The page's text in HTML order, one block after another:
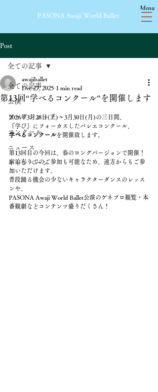
Menu
​PASONA Awaji World Ballet
Post
全ての記事
公演
ワークショップ
コンクール
ニュース
キャンペーン
全ての記事
第13回“学べるコンクール”を開催します
awajiballet
Dec 27, 2025 1 min read
2026年3月28日(土)～3月30日(月)の三日間、
『学び』にフォーカスしたバレエコンクール、
学べるコンクールを開催致します。
第13回目の今回は、春のロングバージョンで開催！
宿泊有りでのご参加も可能なため、遠方からもご参
加いただけます。
普段踊る機会の少ないキャラクターダンスのレッス
ンや、
PASONA Awaji World Ballet公演のゲネプロ観覧・本
番観劇などコンテンツ盛りだくさん！